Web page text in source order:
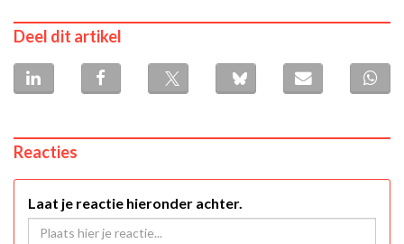
Deel dit artikel
Reacties
Laat je reactie hieronder achter.